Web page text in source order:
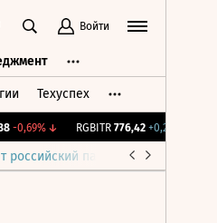
Войти
Техуспех
-0,69%↓ RGBITR 776,42 +0,21%
российский парламент